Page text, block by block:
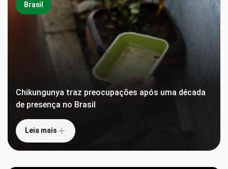
Brasil
Chikungunya traz preocupações após uma década
de presença no Brasil
Leia mais